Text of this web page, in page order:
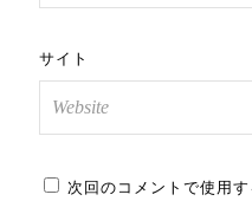
サイト
次回のコメントで使用